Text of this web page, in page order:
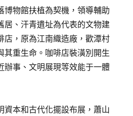
博物館扶植為契機，領導輔助
居、汗青遺址為代表的文物建
店，原為江南織造廠，歡潭村
其重生命。咖啡店裝潢別開生
辦事、文明展現等效能于一體
資本和古代化擺設布展，蕭山